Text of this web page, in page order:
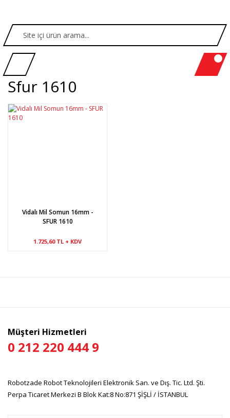
Sfur 1610
Vidalı Mil Somun 16mm -
SFUR 1610
1.725,60 TL + KDV
Müşteri Hizmetleri
0 212 220 444 9
Robotzade Robot Teknolojileri Elektronik San. ve Dış. Tic. Ltd. Şti.
Perpa Ticaret Merkezi B Blok Kat:8 No:871 ŞİŞLİ / İSTANBUL